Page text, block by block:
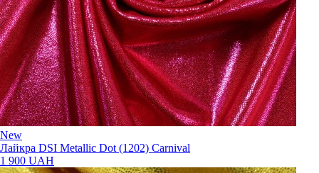
New
Лайкра DSI Metallic Dot (1202) Carnival
1 900 UAH